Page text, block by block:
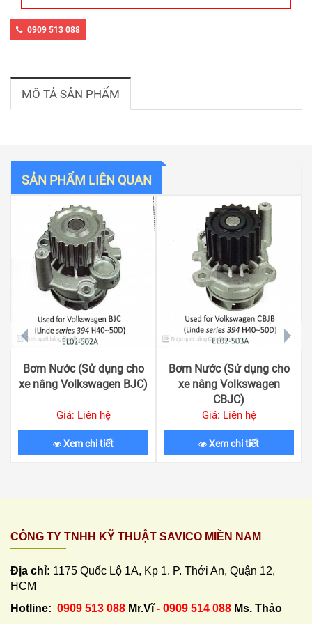
0909 513 088
MÔ TẢ SẢN PHẨM
SẢN PHẨM LIÊN QUAN
Bơm Nước (Sử dụng cho
xe nâng Volkswagen BJC)
Giá: Liên hệ
Xem chi tiết
Bơm Nước (Sử dụng cho
xe nâng Volkswagen
CBJC)
Giá: Liên hệ
Xem chi tiết
prev next
CÔNG TY TNHH KỸ THUẬT SAVICO MIỀN NAM
Địa chỉ: 1175 Quốc Lộ 1A, Kp 1. P. Thới An, Quận 12,
HCM
Hotline: 0909 513 088 Mr.Vĩ- 0909 514 088 Ms. Thảo